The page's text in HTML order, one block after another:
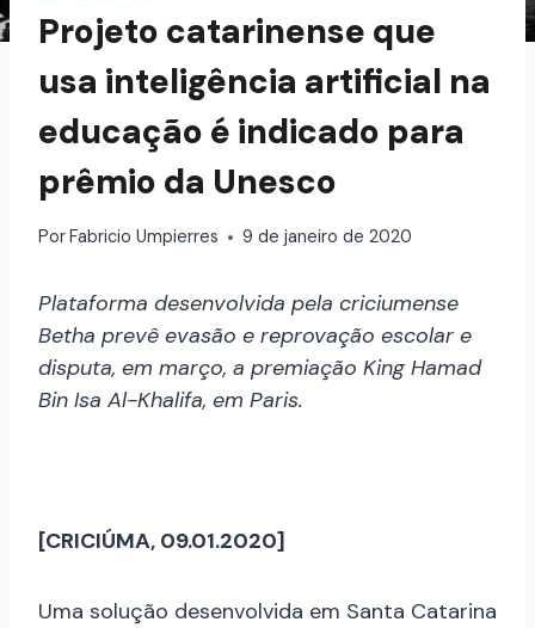
Projeto catarinense que
usa inteligência artificial na
educação é indicado para
prêmio da Unesco
PorFabricio Umpierres 9 de janeiro de 2020
Plataforma desenvolvida pela criciumense
Betha prevê evasão e reprovação escolar e
disputa, em março, a premiação King Hamad
Bin Isa Al-Khalifa, em Paris.
[CRICIÚMA, 09.01.2020]
Uma solução desenvolvida em Santa Catarina